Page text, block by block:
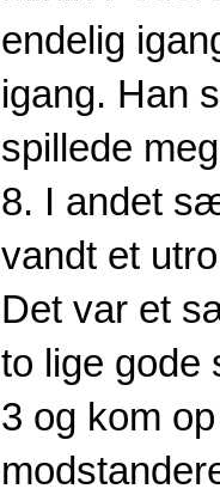
endelig
igang. Han
spillede
8. I andet
vandt et
Det var et
to lige gode
3 og kom